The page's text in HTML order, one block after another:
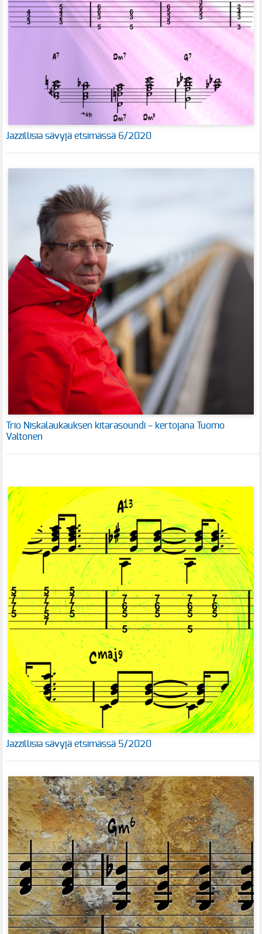
Jazzillisia sävyjä etsimässä 6/2020
Trio Niskalaukauksen kitarasoundi – kertojana Tuomo
Valtonen
Jazzillisia sävyjä etsimässä 5/2020